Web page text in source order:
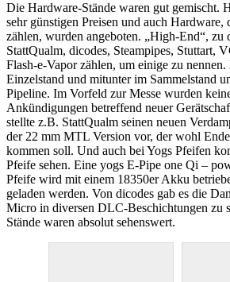
Die Hardware-Stände waren gut gemischt.
sehr günstigen Preisen und auch Hardware,
zählen, wurden angeboten. „High-End“, zu
StattQualm, dicodes, Steampipes, Stuttart,
Flash-e-Vapor zählen, um einige zu
Einzelstand und mitunter im Sammelstand
Pipeline. Im Vorfeld zur Messe wurden
Ankündigungen betreffend neuer
stellte z.B. StattQualm seinen neuen
der 22 mm MTL Version vor, der wohl
kommen soll. Und auch bei Yogs Pfeifen
Pfeife sehen. Eine yogs E-Pipe one Qi –
Pfeife wird mit einem 18350er Akku
geladen werden. Von dicodes gab es die
Micro in diversen DLC-Beschichtungen zu
Stände waren absolut sehenswert.